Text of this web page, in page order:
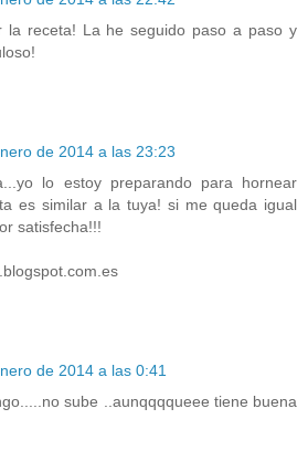
la receta! La he seguido paso a paso y
de 2014 a las 23:23
lo estoy preparando para hornear
es similar a la tuya! si me queda igual
satisfecha!!!
de 2014 a las 0:41
sube ..aunqqqqueee tiene buena